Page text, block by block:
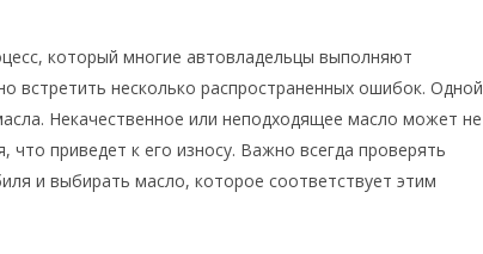
который многие автовладельцы выполняют
встретить несколько распространенных ошибок. Одной
Некачественное или неподходящее масло может не
приведет к его износу. Важно всегда проверять
и выбирать масло, которое соответствует этим